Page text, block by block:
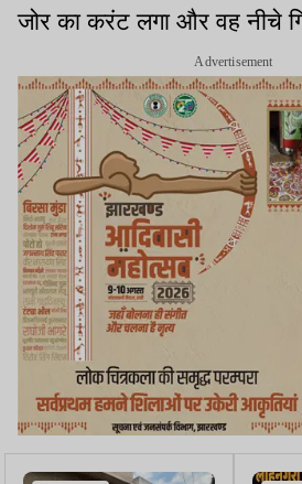
जोर का करंट लगा और वह नीचे
Advertisement